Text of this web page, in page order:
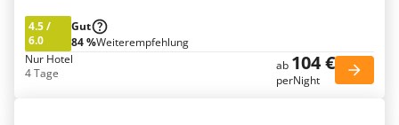
4.5/
6.0
Gut
84 %Weiterempfehlung
Nur Hotel
4 Tage
ab 104 €
perNight